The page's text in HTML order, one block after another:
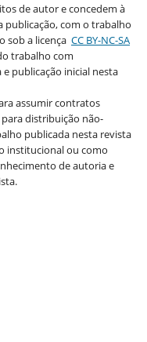
de autor e concedem à
com o trabalho
sob a licença CC BY-NC-SA
trabalho com
publicação inicial nesta
assumir contratos
distribuição não-
publicada nesta revista
institucional ou como
de autoria e